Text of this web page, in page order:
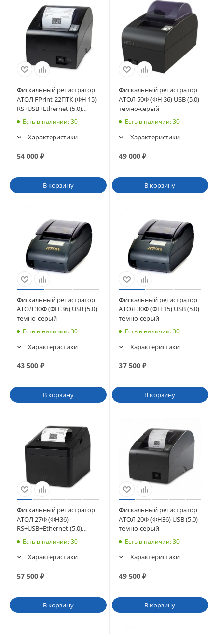
Фискальный регистратор
АТОЛ FPrint-22ПТК (ФН 15)
RS+USB+Ethernet (5.0)
черный
Есть в наличии: 30
Характеристики
54 000 ₽
В корзину
Фискальный регистратор
АТОЛ 50Ф (ФН 36) USB (5.0)
темно-серый
Есть в наличии: 30
Характеристики
49 000₽
В корзину
Фискальный регистратор
АТОЛ 30Ф (ФН 36) USB (5.0)
темно-серый
Есть в наличии: 30
Характеристики
43 500 ₽
В корзину
Фискальный регистратор
АТОЛ 30Ф (ФН 15) USB (5.0)
темно-серый
Есть в наличии: 30
Характеристики
37 500₽
В корзину
Фискальный регистратор
АТОЛ 27Ф (ФН36)
RS+USB+Ethernet (5.0)
черный (52601)
Есть в наличии: 30
Характеристики
57 500 ₽
В корзину
Фискальный регистратор
АТОЛ 20Ф (ФН36) USB (5.0)
темно-серый
Есть в наличии: 30
Характеристики
49 500₽
В корзину